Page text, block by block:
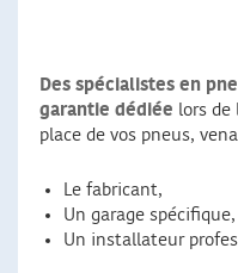
Des spécialistes en
garantie dédiée lors de
place de vos pneus,
Le fabricant,
Un garage spécifique,
Un installateur